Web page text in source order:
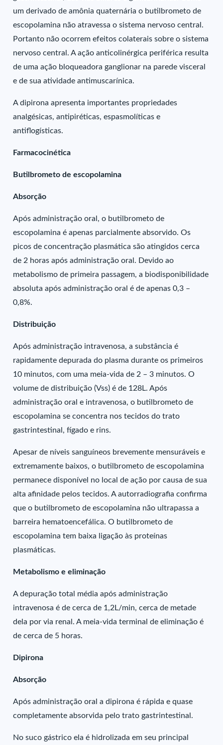
um derivado de amônia quaternária o butilbrometo de
escopolamina não atravessa o sistema nervoso central.
Portanto não ocorrem efeitos colaterais sobre o sistema
nervoso central. A ação anticolinérgica periférica resulta
de uma ação bloqueadora ganglionar na parede visceral
e de sua atividade antimuscarínica.
A dipirona apresenta importantes propriedades
analgésicas, antipiréticas, espasmolíticas e
antiflogísticas.
Farmacocinética
Butilbrometo de escopolamina
Absorção
Após administração oral, o butilbrometo de
escopolamina é apenas parcialmente absorvido. Os
picos de concentração plasmática são atingidos cerca
de 2 horas após administração oral. Devido ao
metabolismo de primeira passagem, a biodisponibilidade
absoluta após administração oral é de apenas 0,3 –
0,8%.
Distribuição
Após administração intravenosa, a substância é
rapidamente depurada do plasma durante os primeiros
10 minutos, com uma meia-vida de 2 – 3 minutos. O
volume de distribuição (Vss) é de 128L. Após
administração oral e intravenosa, o butilbrometo de
escopolamina se concentra nos tecidos do trato
gastrintestinal, fígado e rins.
Apesar de níveis sanguíneos brevemente mensuráveis e
extremamente baixos, o butilbrometo de escopolamina
permanece disponível no local de ação por causa de sua
alta afinidade pelos tecidos. A autorradiografia confirma
que o butilbrometo de escopolamina não ultrapassa a
barreira hematoencefálica. O butilbrometo de
escopolamina tem baixa ligação às proteínas
plasmáticas.
Metabolismo e eliminação
A depuração total média após administração
intravenosa é de cerca de 1,2L/min, cerca de metade
dela por via renal. A meia-vida terminal de eliminação é
de cerca de 5 horas.
Dipirona
Absorção
Após administração oral a dipirona é rápida e quase
completamente absorvida pelo trato gastrintestinal.
No suco gástrico ela é hidrolizada em seu principal